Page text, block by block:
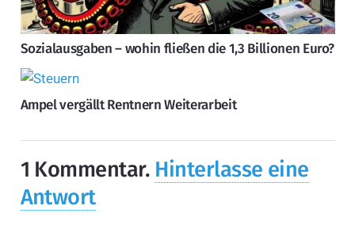
Sozialausgaben – wohin fließen die 1,3 Billionen Euro?
Ampel vergällt Rentnern Weiterarbeit
1 Kommentar. Hinterlasse eine
Antwort